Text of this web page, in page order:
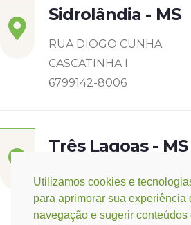
Utilizamos cookies e
para aprimorar sua experiência
navegação e sugerir conteúdos
Sidrolândia - MS
RUA DIOGO CUNHA
CASCATINHA I
6799142-8006
Três Lagoas - MS
Rua Eurídice Chagas
Centro
(67) 9 9249-5406